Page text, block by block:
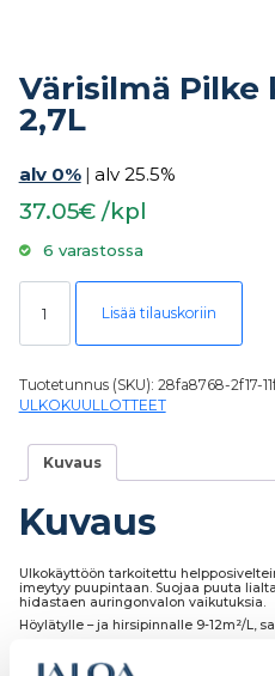
Värisilmä Pilke
2,7L
alv 0% | alv 25.5%
37.05€ /kpl
6 varastossa
Värisilmä Pilke kuullote PM3 2,7L
Lisää tilauskoriin
Tuotetunnus (SKU): 28fa8768-2f17-
ULKOKUULLOTTEET
Kuvaus
Kuvaus
Ulkokäyttöön tarkoitettu
imeytyy puupintaan. Suojaa puuta
hidastaen auringonvalon vaikutuksia.
Höylätylle – ja hirsipinnalle 9-12m²/L,